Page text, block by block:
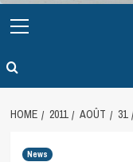
Menu
HOME 2011 AOÛT 31
News